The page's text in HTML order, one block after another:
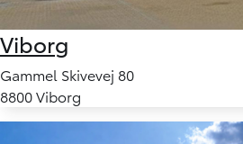
Viborg
Gammel Skivevej 80
8800 Viborg